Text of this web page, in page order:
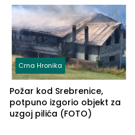
Crna Hronika
Požar kod Srebrenice,
potpuno izgorio objekt za
uzgoj pilića (FOTO)